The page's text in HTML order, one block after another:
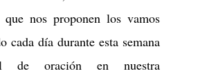
que nos proponen los vamos
cada día durante esta semana
de oración en nuestra